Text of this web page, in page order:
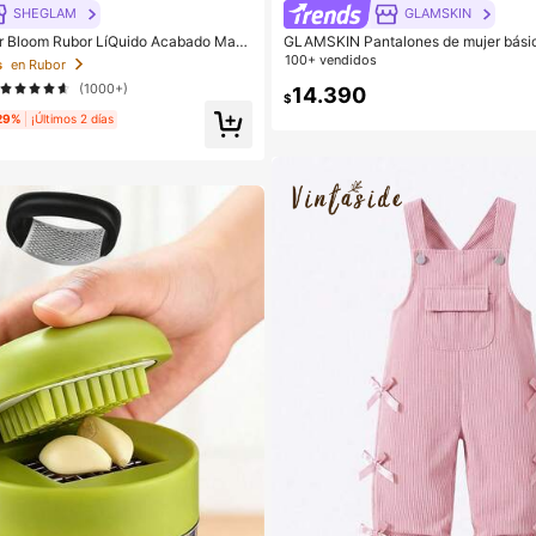
SHEGLAM
Bloom Rubor LíQuido Acabado Mate
Marca De Belleza CosméTica
Y NiñAs
en Rubor
(1000+)
¡Últimos 2 días
GLAMSKIN
GLAMSKIN Pantalones de mujer
ta y pierna ancha para verano/otoño,
o con Bottom holgada, adecuados
de regreso a la escuela
100+ vendidos
$14.390